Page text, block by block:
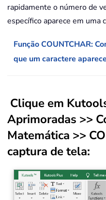
rapidamente o número de
específico aparece em uma
Função COUNTCHAR:
que um caractere
Clique em
Aprimoradas >>
Matemática >>
captura de tela: